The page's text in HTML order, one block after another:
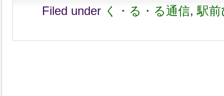
Filed under く・る・る通信,駅